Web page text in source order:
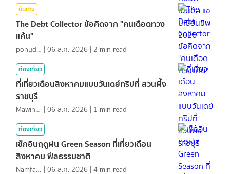
บันเทิง
The Debt Collector ข้อคิดจาก "คนเดือดทวง
แค้น"
ponydiary |06 ส.ค. 2026 | 2 min read
ท่องเที่ยว
ที่เที่ยวเดือนสิงหาคมแบบวันเดย์ทริปที่ สวนผึ้ง
ราชบุรี
MawinMatravel |06 ส.ค. 2026 | 1 min read
ท่องเที่ยว
เช็กอินฤดูฝน Green Season ที่เที่ยวเดือน
สิงหาคม ฟีลธรรมชาติ
NamfahPhupha |06 ส.ค. 2026 |4 min read